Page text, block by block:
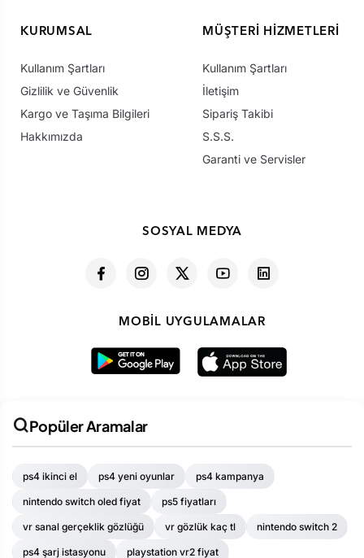
KURUMSAL
Kullanım Şartları
Gizlilik ve Güvenlik
Kargo ve Taşıma Bilgileri
Hakkımızda
MÜŞTERI HIZMETLERI
Kullanım Şartları
İletişim
Sipariş Takibi
S.S.S.
Garanti ve Servisler
SOSYAL MEDYA
MOBIL UYGULAMALAR
Popüler Aramalar
ps4 ikinci el ps4 yeni oyunlar ps4 kampanya
nintendo switch oled fiyat ps5 fiyatları
vr sanal gerçeklik gözlüğü vr gözlük kaç tl nintendo switch 2
ps4 şarj istasyonu playstation vr2 fiyat